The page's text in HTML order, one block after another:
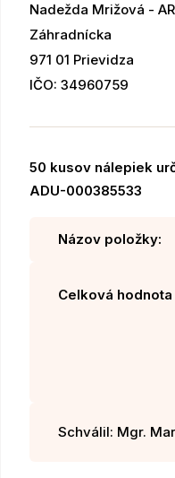
Nadežda Mrižová -
Záhradnícka
971 01 Prievidza
IČO: 34960759
50 kusov nálepiek
ADU-000385533
Názov položky:
Celková
Schválil: Mgr.